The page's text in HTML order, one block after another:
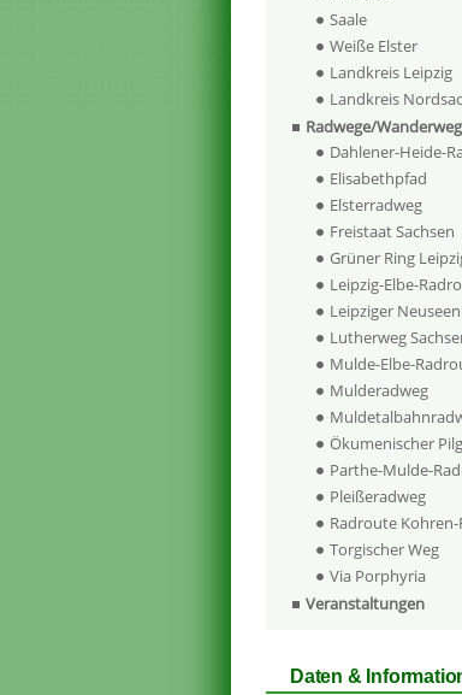
Saale
Weiße Elster
Landkreis Leipzig
Landkreis
Radwege/
Dahlener-Heide-
Elisabethpfad
Elsterradweg
Freistaat Sachsen
Grüner Ring
Leipzig-Elbe-
Leipziger
Lutherweg
Mulde-Elbe-
Mulderadweg
Ökumenischer
Parthe-Mulde-
Pleißeradweg
Radroute
Torgischer Weg
Via Porphyria
Veranstaltungen
Daten &